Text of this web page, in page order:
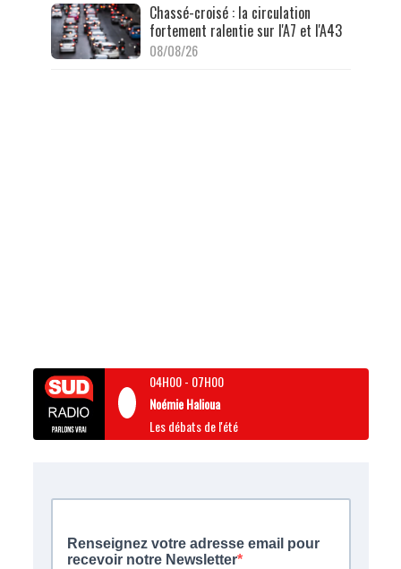
Chassé-croisé : la circulation
fortement ralentie sur l'A7 et l'A43
08/08/26
04H00- 07H00
Noémie Halioua
Les débats de l'été